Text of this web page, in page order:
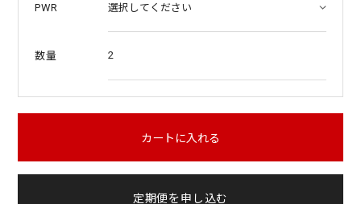
PWR
数量 2
カートに入れる
定期便を申し込む